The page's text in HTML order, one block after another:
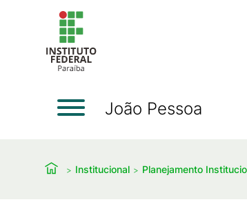
João Pessoa
Institucional Planejamento